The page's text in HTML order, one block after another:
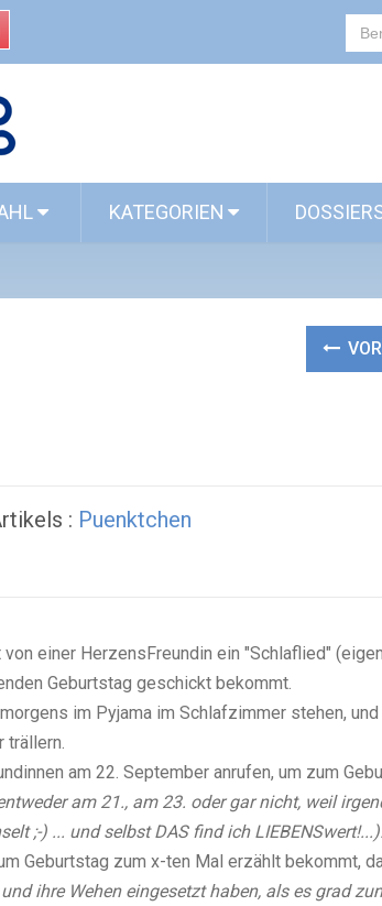
KATEGORIEN
: Puenktchen
von einer HerzensFreundin ein "Schlaflied"
Geburtstag geschickt bekommt.
im Pyjama im Schlafzimmer stehen,
trällern.
am 22. September anrufen, um zum
am 21., am 23. oder gar nicht, weil
;-) ... und selbst DAS find ich LIEBENSwert!...).
Geburtstag zum x-ten Mal erzählt bekommt,
ihre Wehen eingesetzt haben, als es grad